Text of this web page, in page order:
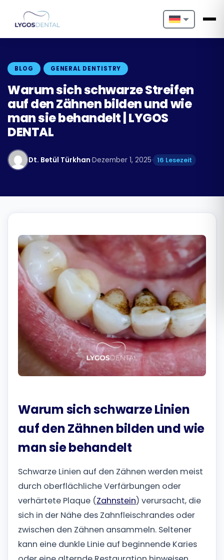
Nederlands
Français
Deutsch
Español
Italiano
Română
Русский
BLOG GENERAL DENTISTRY
Warum sich schwarze Streifen
auf den Zähnen bilden und wie
man sie behandelt | LYGOS
DENTAL
Dt. Betül Türkhan·Dezember 1, 2025· 16 Lesezeit
Warum sich schwarze Linien
auf den Zähnen bilden und wie
man sie behandelt
Schwarze Linien auf den Zähnen werden meist
durch oberflächliche Verfärbungen oder
verhärtete Plaque (Zahnstein) verursacht, die
sich in der Nähe des Zahnfleischrandes oder
zwischen den Zähnen ansammeln. Seltener
kann eine dunkle Linie auf beginnende Karies